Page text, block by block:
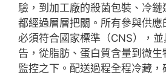
驗，到加工廠的殺菌包裝、冷
都經過層層把關。所有參與供
必須符合國家標準（CNS），
告，從脂肪、蛋白質含量到微
監控之下。配送過程全程冷藏